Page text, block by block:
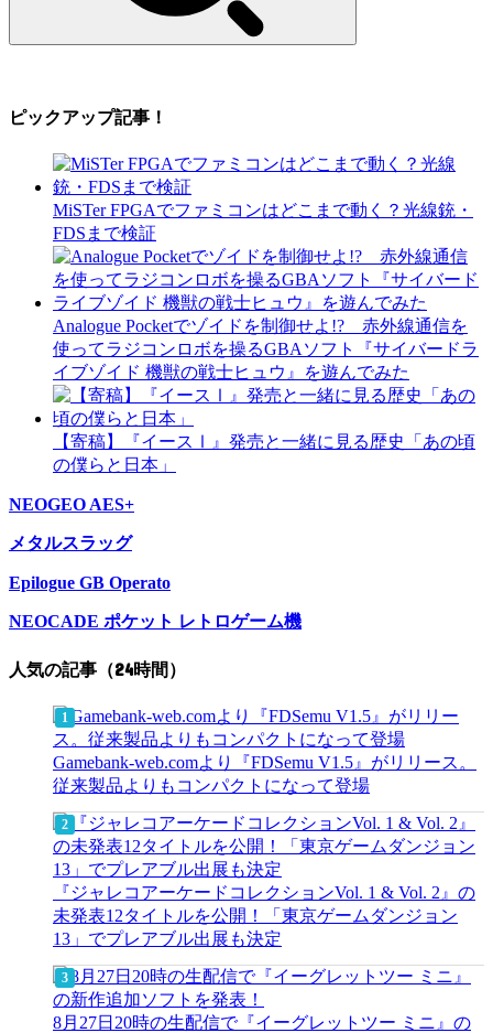
ピックアップ記事！
MiSTer FPGAでファミコンはどこまで動く？光線銃・
FDSまで検証
Analogue Pocketでゾイドを制御せよ!? 赤外線通信を
使ってラジコンロボを操るGBAソフト『サイバードラ
イブゾイド 機獣の戦士ヒュウ』を遊んでみた
【寄稿】『イースⅠ』発売と一緒に見る歴史「あの頃
の僕らと日本」
NEOGEO AES+
メタルスラッグ
Epilogue GB Operato
NEOCADE ポケット レトロゲーム機
人気の記事（24時間）
Gamebank-web.comより『FDSemu V1.5』がリリース。
従来製品よりもコンパクトになって登場
『ジャレコアーケードコレクションVol. 1 & Vol. 2』の
未発表12タイトルを公開！「東京ゲームダンジョン
13」でプレアブル出展も決定
8月27日20時の生配信で『イーグレットツー ミニ』の